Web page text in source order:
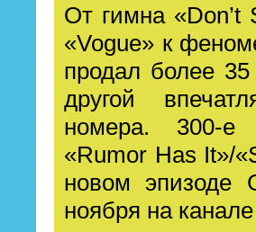
От гимна «Don’t
«Vogue» к
продал более
другой
номера. 300-е
«Rumor Has It»/
новом эпизоде
ноября на